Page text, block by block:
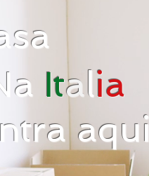
Italia
aqui